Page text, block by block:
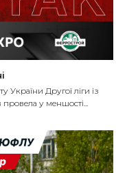
України Другої ліги із
у меншості...